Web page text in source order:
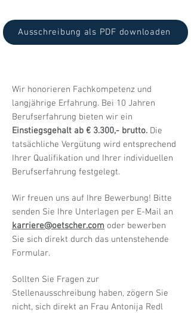
Ausschreibung als PDF downloaden
Wir honorieren Fachkompetenz und
langjährige Erfahrung. Bei 10 Jahren
Berufserfahrung bieten wir ein
Einstiegsgehalt ab € 3.300,- brutto. Die
tatsächliche Vergütung wird entsprechend
Ihrer Qualifikation und Ihrer individuellen
Berufserfahrung festgelegt.
Wir freuen uns auf Ihre Bewerbung! Bitte
senden Sie Ihre Unterlagen per E-Mail an
karriere@oetscher.com oder bewerben
Sie sich direkt durch das untenstehende
Formular.
Sollten Sie Fragen zur
Stellenausschreibung haben, zögern Sie
nicht, sich direkt an Frau Antonija Redl